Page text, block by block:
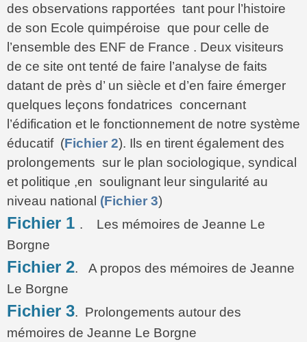
des observations rapportées tant pour l’histoire
de son Ecole quimpéroise que pour celle de
l’ensemble des ENF de France . Deux visiteurs
de ce site ont tenté de faire l’analyse de faits
datant de près d’ un siècle et d’en faire émerger
quelques leçons fondatrices concernant
l’édification et le fonctionnement de notre système
éducatif (Fichier 2). Ils en tirent également des
prolongements sur le plan sociologique, syndical
et politique ,en soulignant leur singularité au
niveau national (Fichier 3)
Fichier 1 . Les mémoires de Jeanne Le
Borgne
Fichier 2. A propos des mémoires de Jeanne
Le Borgne
Fichier 3. Prolongements autour des
mémoires de Jeanne Le Borgne